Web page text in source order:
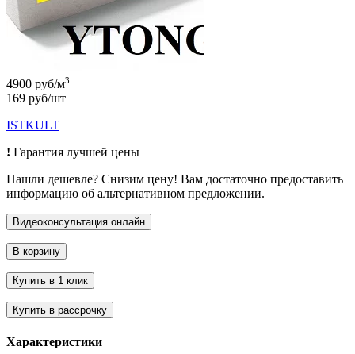
4900 руб/м3
169 руб/шт
ISTKULT
! Гарантия лучшей цены
Нашли дешевле? Снизим цену! Вам достаточно предоставить
информацию об альтернативном предложении.
Характеристики